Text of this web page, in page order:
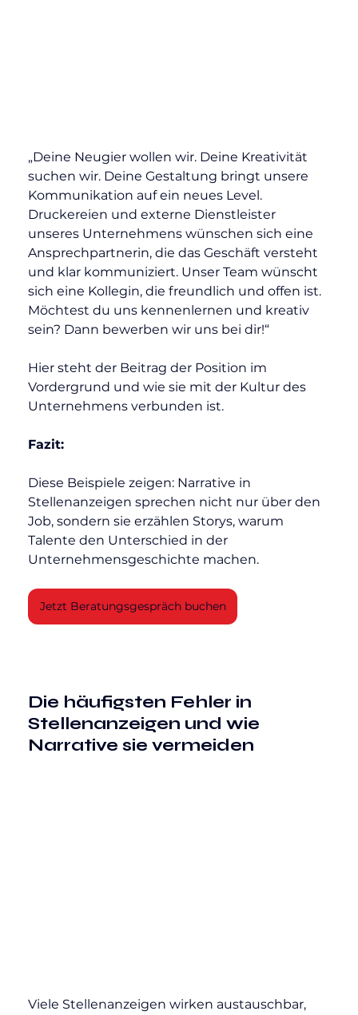
„Deine Neugier wollen wir. Deine Kreativität
suchen wir. Deine Gestaltung bringt unsere
Kommunikation auf ein neues Level.
Druckereien und externe Dienstleister
unseres Unternehmens wünschen sich eine
Ansprechpartnerin, die das Geschäft versteht
und klar kommuniziert. Unser Team wünscht
sich eine Kollegin, die freundlich und offen ist.
Möchtest du uns kennenlernen und kreativ
sein? Dann bewerben wir uns bei dir!“
Hier steht der Beitrag der Position im
Vordergrund und wie sie mit der Kultur des
Unternehmens verbunden ist.
Fazit:
Diese Beispiele zeigen: Narrative in
Stellenanzeigen sprechen nicht nur über den
Job, sondern sie erzählen Storys, warum
Talente den Unterschied in der
Unternehmensgeschichte machen.
Jetzt Beratungsgespräch buchen
Die häufigsten Fehler in
Stellenanzeigen und wie
Narrative sie vermeiden
Viele Stellenanzeigen wirken austauschbar,